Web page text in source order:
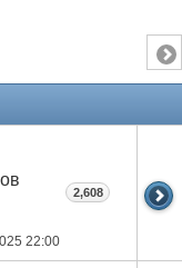
22:00
2,608